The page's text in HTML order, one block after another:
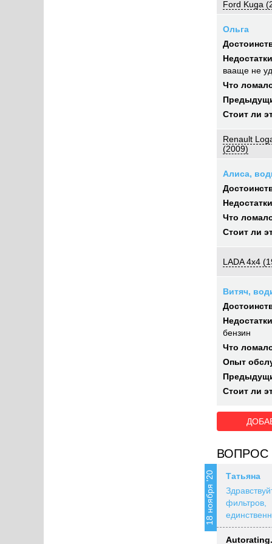
Ford Kuga
Ольга
вааще не
Что
Стоит ли
Renault
(2009)
Алиса,
Что
Стоит ли
LADA 4x4
Витяч,
бензин
Что
Опыт
Стоит ли
ВОПРОС
18 ноября '20
Татьяна